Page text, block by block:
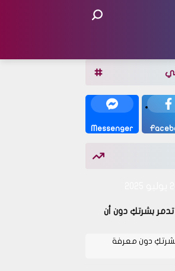
Messenger
بشرتكِ دون أن
دون معرفة